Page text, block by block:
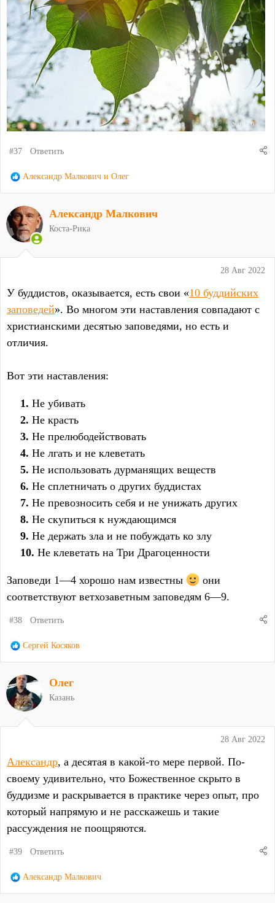
#37 Ответить
Р
к
ц
и
Александр Малкович и Олег
28 Авг 2022
У буддистов, оказывается, есть свои «10 буддийских
заповедей». Во многом эти наставления совпадают с
христианскими десятью заповедями, но есть и
отличия.
Вот эти наставления:
Не убивать
Не красть
Не прелюбодействовать
Не лгать и не клеветать
Не использовать дурманящих веществ
Не сплетничать о других буддистах
Не превозносить себя и не унижать других
Не скупиться к нуждающимся
Не держать зла и не побуждать ко злу
Не клеветать на Три Драгоценности
Заповеди 1—4 хорошо нам известны
они
соответствуют ветхозаветным заповедям 6—9.
#38 Ответить
Р
к
ц
и
Сергей Косяков
Александр Малкович
Коста-Рика
28 Авг 2022
Александр, а десятая в какой-то мере первой. По-
своему удивительно, что Божественное скрыто в
буддизме и раскрывается в практике через опыт, про
который напрямую и не расскажешь и такие
рассуждения не поощряются.
#39 Ответить
Р
Александр Малкович
Олег
Казань